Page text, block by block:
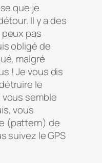
que je
Il y a des
pas
obligé de
malgré
! Je vous dis
le
semble
vous
(pattern) de
suivez le GPS